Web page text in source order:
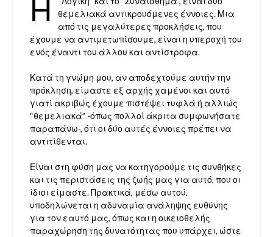
Η
θεμελιακά αντικρουόμενες έννοιες. Μια
από τις μεγαλύτερες προκλήσεις, που
έχουμε να αντιμετωπίσουμε, είναι η υπεροχή του
ενός έναντι του άλλου και αντίστροφα.
Κατά τη γνώμη μου, αν αποδεχτούμε αυτήν την
πρόκληση, είμαστε εξ αρχής χαμένοι και αυτό
γιατί ακριβώς έχουμε πιστέψει τυφλά ή αλλιώς
“θεμελιακά” -όπως πολλοί άκριτα συμφωνήσατε
παραπάνω-, ότι οι δύο αυτές έννοιες πρέπει να
αντιτίθενται.
Είναι στη φύση μας να κατηγορούμε τις συνθήκες
και τις περιστάσεις της ζωής μας για αυτό, που οι
ίδιοι είμαστε. Πρακτικά, μέσω αυτού,
υποδηλώνεται η αδυναμία ανάληψης ευθύνης
για τον εαυτό μας, όπως και η οικειοθελής
παραχώρηση της δυνατότητας που υπάρχει, ώστε